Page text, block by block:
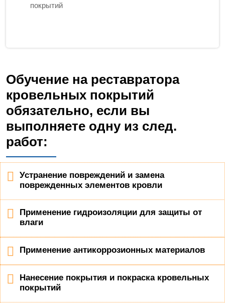
покрытий
Обучение на реставратора
кровельных покрытий
обязательно, если вы
выполняете одну из след.
работ:
Устранение повреждений и замена
поврежденных элементов кровли
Применение гидроизоляции для защиты от
влаги
Применение антикоррозионных материалов
Нанесение покрытия и покраска кровельных
покрытий